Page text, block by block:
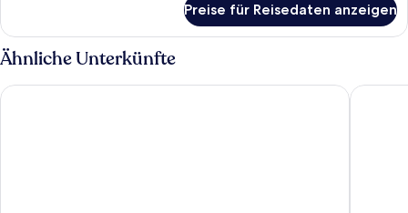
And
Settle
In
anzeigen
Room
-
Spread
Out
And
Preise für Reisedaten anzeigen
Ähnliche Unterkünfte
Zedwell Piccadilly Circus STG